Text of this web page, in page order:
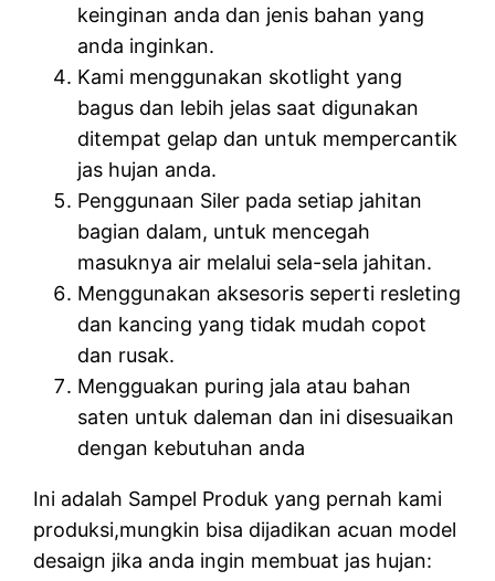
keinginan anda dan jenis bahan yang
anda inginkan.
Kami menggunakan skotlight yang
bagus dan lebih jelas saat digunakan
ditempat gelap dan untuk mempercantik
jas hujan anda.
Penggunaan Siler pada setiap jahitan
bagian dalam, untuk mencegah
masuknya air melalui sela-sela jahitan.
Menggunakan aksesoris seperti resleting
dan kancing yang tidak mudah copot
dan rusak.
Mengguakan puring jala atau bahan
saten untuk daleman dan ini disesuaikan
dengan kebutuhan anda
Ini adalah Sampel Produk yang pernah kami
produksi,mungkin bisa dijadikan acuan model
desaign jika anda ingin membuat jas hujan: